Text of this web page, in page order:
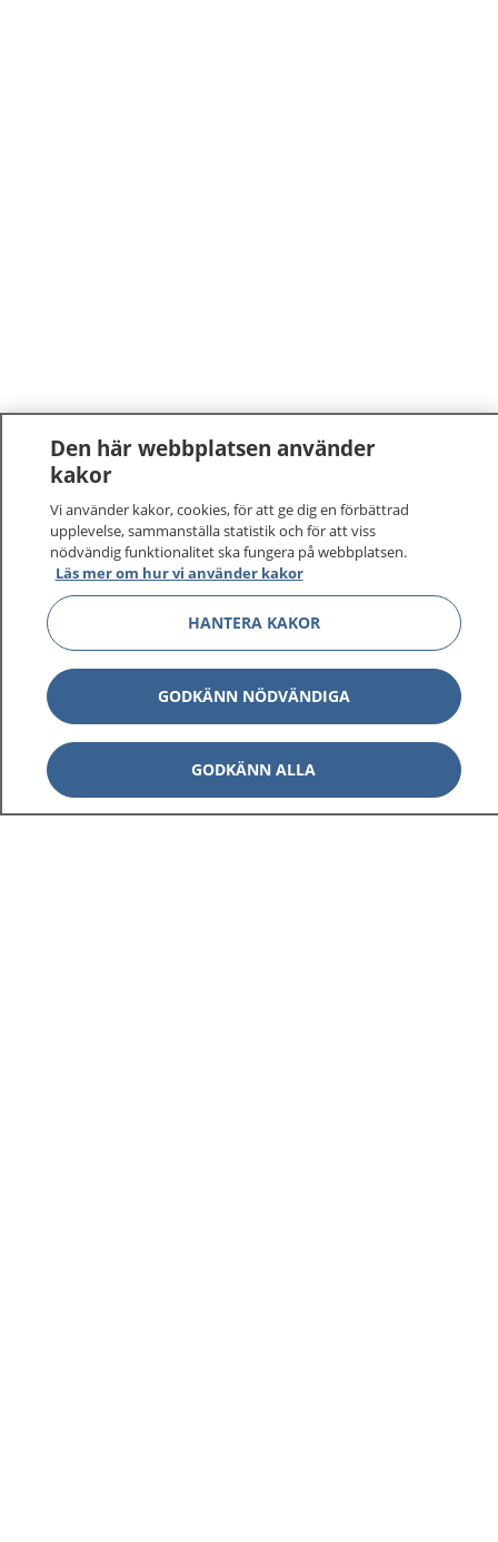
Den här webbplatsen använder
kakor
Vi använder kakor, cookies, för att ge dig en förbättrad
upplevelse, sammanställa statistik och för att viss
nödvändig funktionalitet ska fungera på webbplatsen.
Läs mer om hur vi använder kakor
HANTERA KAKOR
GODKÄNN NÖDVÄNDIGA
GODKÄNN ALLA